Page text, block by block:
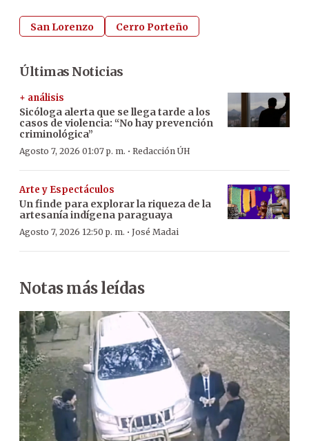
San Lorenzo Cerro Porteño
Últimas Noticias
+ análisis
Sicóloga alerta que se llega tarde a los
casos de violencia: “No hay prevención
criminológica”
Agosto 7, 2026 01:07 p. m. · Redacción ÚH
Arte y Espectáculos
Un finde para explorar la riqueza de la
artesanía indígena paraguaya
Agosto 7, 2026 12:50 p. m. · José Madai
Notas más leídas